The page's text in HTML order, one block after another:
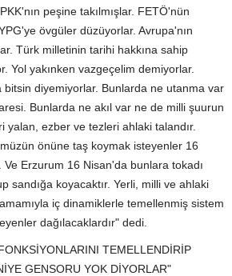
peşine takılmışlar. FETÖ'nün
YPG'ye övgüler düzüyorlar. Avrupa'nın
Türk milletinin tarihi hakkına sahip
Yol yakınken vazgeçelim demiyorlar.
bitsin diyemiyorlar. Bunlarda ne utanma var
Bunlarda ne akıl var ne de milli şuurun
yalan, ezber ve tezleri ahlaki talandır.
önüne taş koymak isteyenler 16
Erzurum 16 Nisan'da bunlara tokadı
sandığa koyacaktır. Yerli, milli ve ahlaki
iç dinamiklerle temellenmiş sistem
dağılacaklardır" dedi.
TEMELLENDİRİP
GENSORU YOK DİYORLAR"